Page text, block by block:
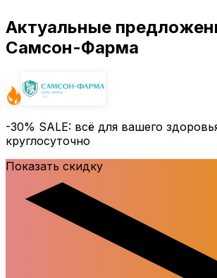
Актуальные
Самсон-Фарма
-30% SALE: всё для вашего
круглосуточно
Показать скидку